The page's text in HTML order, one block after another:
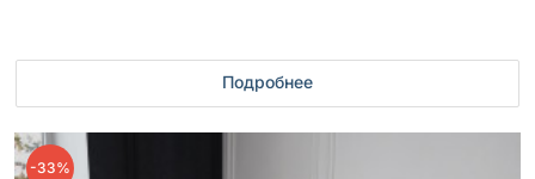
Подробнее
-33%